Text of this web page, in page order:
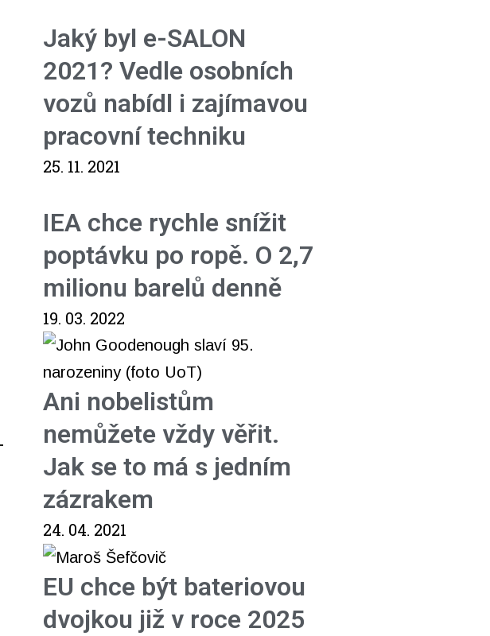
Jaký byl e-SALON
2021? Vedle osobních
vozů nabídl i zajímavou
pracovní techniku
25. 11. 2021
IEA chce rychle snížit
poptávku po ropě. O 2,7
milionu barelů denně
19. 03. 2022
Ani nobelistům
nemůžete vždy věřit.
Jak se to má s jedním
zázrakem
24. 04. 2021
EU chce být bateriovou
dvojkou již v roce 2025